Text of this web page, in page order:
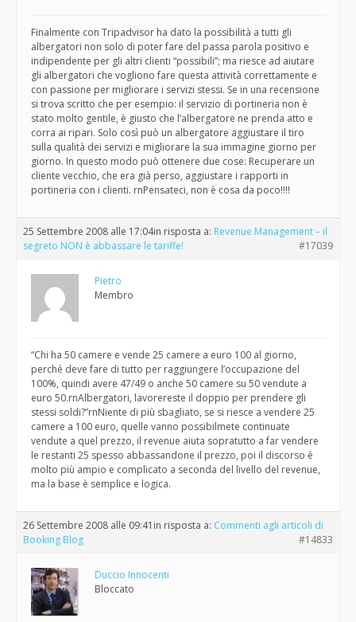
Finalmente con Tripadvisor ha dato la possibilità a tutti gli
albergatori non solo di poter fare del passa parola positivo e
indipendente per gli altri clienti “possibili”; ma riesce ad aiutare
gli albergatori che vogliono fare questa attività correttamente e
con passione per migliorare i servizi stessi. Se in una recensione
si trova scritto che per esempio: il servizio di portineria non è
stato molto gentile, è giusto che l’albergatore ne prenda atto e
corra ai ripari. Solo così può un albergatore aggiustare il tiro
sulla qualità dei servizi e migliorare la sua immagine giorno per
giorno. In questo modo può ottenere due cose: Recuperare un
cliente vecchio, che era già perso, aggiustare i rapporti in
portineria con i clienti. rnPensateci, non è cosa da poco!!!!
25 Settembre 2008 alle 17:04in risposta a: Revenue Management – il
segreto NON è abbassare le tariffe!
#17039
Pietro
Membro
“Chi ha 50 camere e vende 25 camere a euro 100 al giorno,
perché deve fare di tutto per raggiungere l’occupazione del
100%, quindi avere 47/49 o anche 50 camere su 50 vendute a
euro 50.rnAlbergatori, lavorereste il doppio per prendere gli
stessi soldi?”rnNiente di più sbagliato, se si riesce a vendere 25
camere a 100 euro, quelle vanno possibilmete continuate
vendute a quel prezzo, il revenue aiuta sopratutto a far vendere
le restanti 25 spesso abbassandone il prezzo, poi il discorso è
molto più ampio e complicato a seconda del livello del revenue,
ma la base è semplice e logica.
26 Settembre 2008 alle 09:41 in risposta a: Commenti agli articoli di
Booking Blog
#14833
Duccio Innocenti
Bloccato